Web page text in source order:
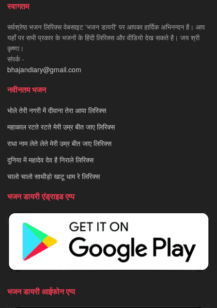
स्वागतम
सर्वश्रेष्ठ भजन लिरिक्स वेबसाइट 'भजन डायरी' पर आपका हार्दिक अभिनन्दन है। आप
यहाँ पर सभी प्रकार के भजनों के हिंदी लिरिक्स और वीडियो देख सकते है। जय श्री
कृष्णा।
संपर्क -
bhajandiary@gmail.com
नवीनतम भजन
भोले तेरी नगरी में दीवाना तेरा आया लिरिक्स
महाकाल रटते रटते मेरी उम्र बीत जाए लिरिक्स
राधा नाम लेते लेते मेरी उम्र बीत जाए लिरिक्स
दुनिया में महादेव देव है निराले लिरिक्स
चालो चालो साथीड़ो खाटू धाम रे लिरिक्स
भजन डायरी एंड्राइड एप्प
भजन डायरी आईफोन एप्प